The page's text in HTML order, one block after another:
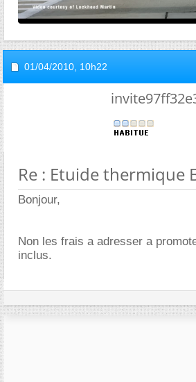
01/04/2010, 10h22
Re : Etuide thermique
Bonjour,
Non les frais a adresser a
inclus.